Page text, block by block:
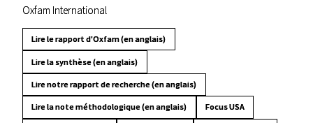
Oxfam International
Lire le rapport d'Oxfam (en anglais)
Lire la synthèse (en anglais)
Lire notre rapport de recherche (en anglais)
Lire la note méthodologique (en anglais) Focus USA